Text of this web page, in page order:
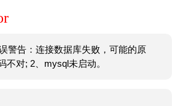
警告：连接数据库失败，可能的原
不对; 2、mysql未启动。